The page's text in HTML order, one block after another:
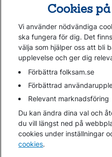
Gå
Folksam.se
Finansiell information
Lediga jobb
Cookies
Vi använder nödvändiga
ska fungera för dig. Det
välja som hjälper oss att bli
upplevelse och ger dig
Förbättra folksam.se
Förbättrad
Relevant marknadsföring
Du kan ändra dina val och
du vill längst ned på
cookies under inställningar
cookies.